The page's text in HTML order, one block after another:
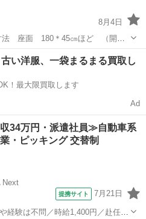
8月4日
法 座面 180＊45㎝ほど （開い
さ40㎝ほどか 120㎝ 60㎝あたり
クテープがついています。 購入
ベッド
古い洋服、一袋まるまる買取し
！最大限買取します
Ad
34万円・派遣社員≫自動車系
・ピッキング 交替制
Next
提携サイト 7月21日
経験は不問／時給1,400円／赴任旅